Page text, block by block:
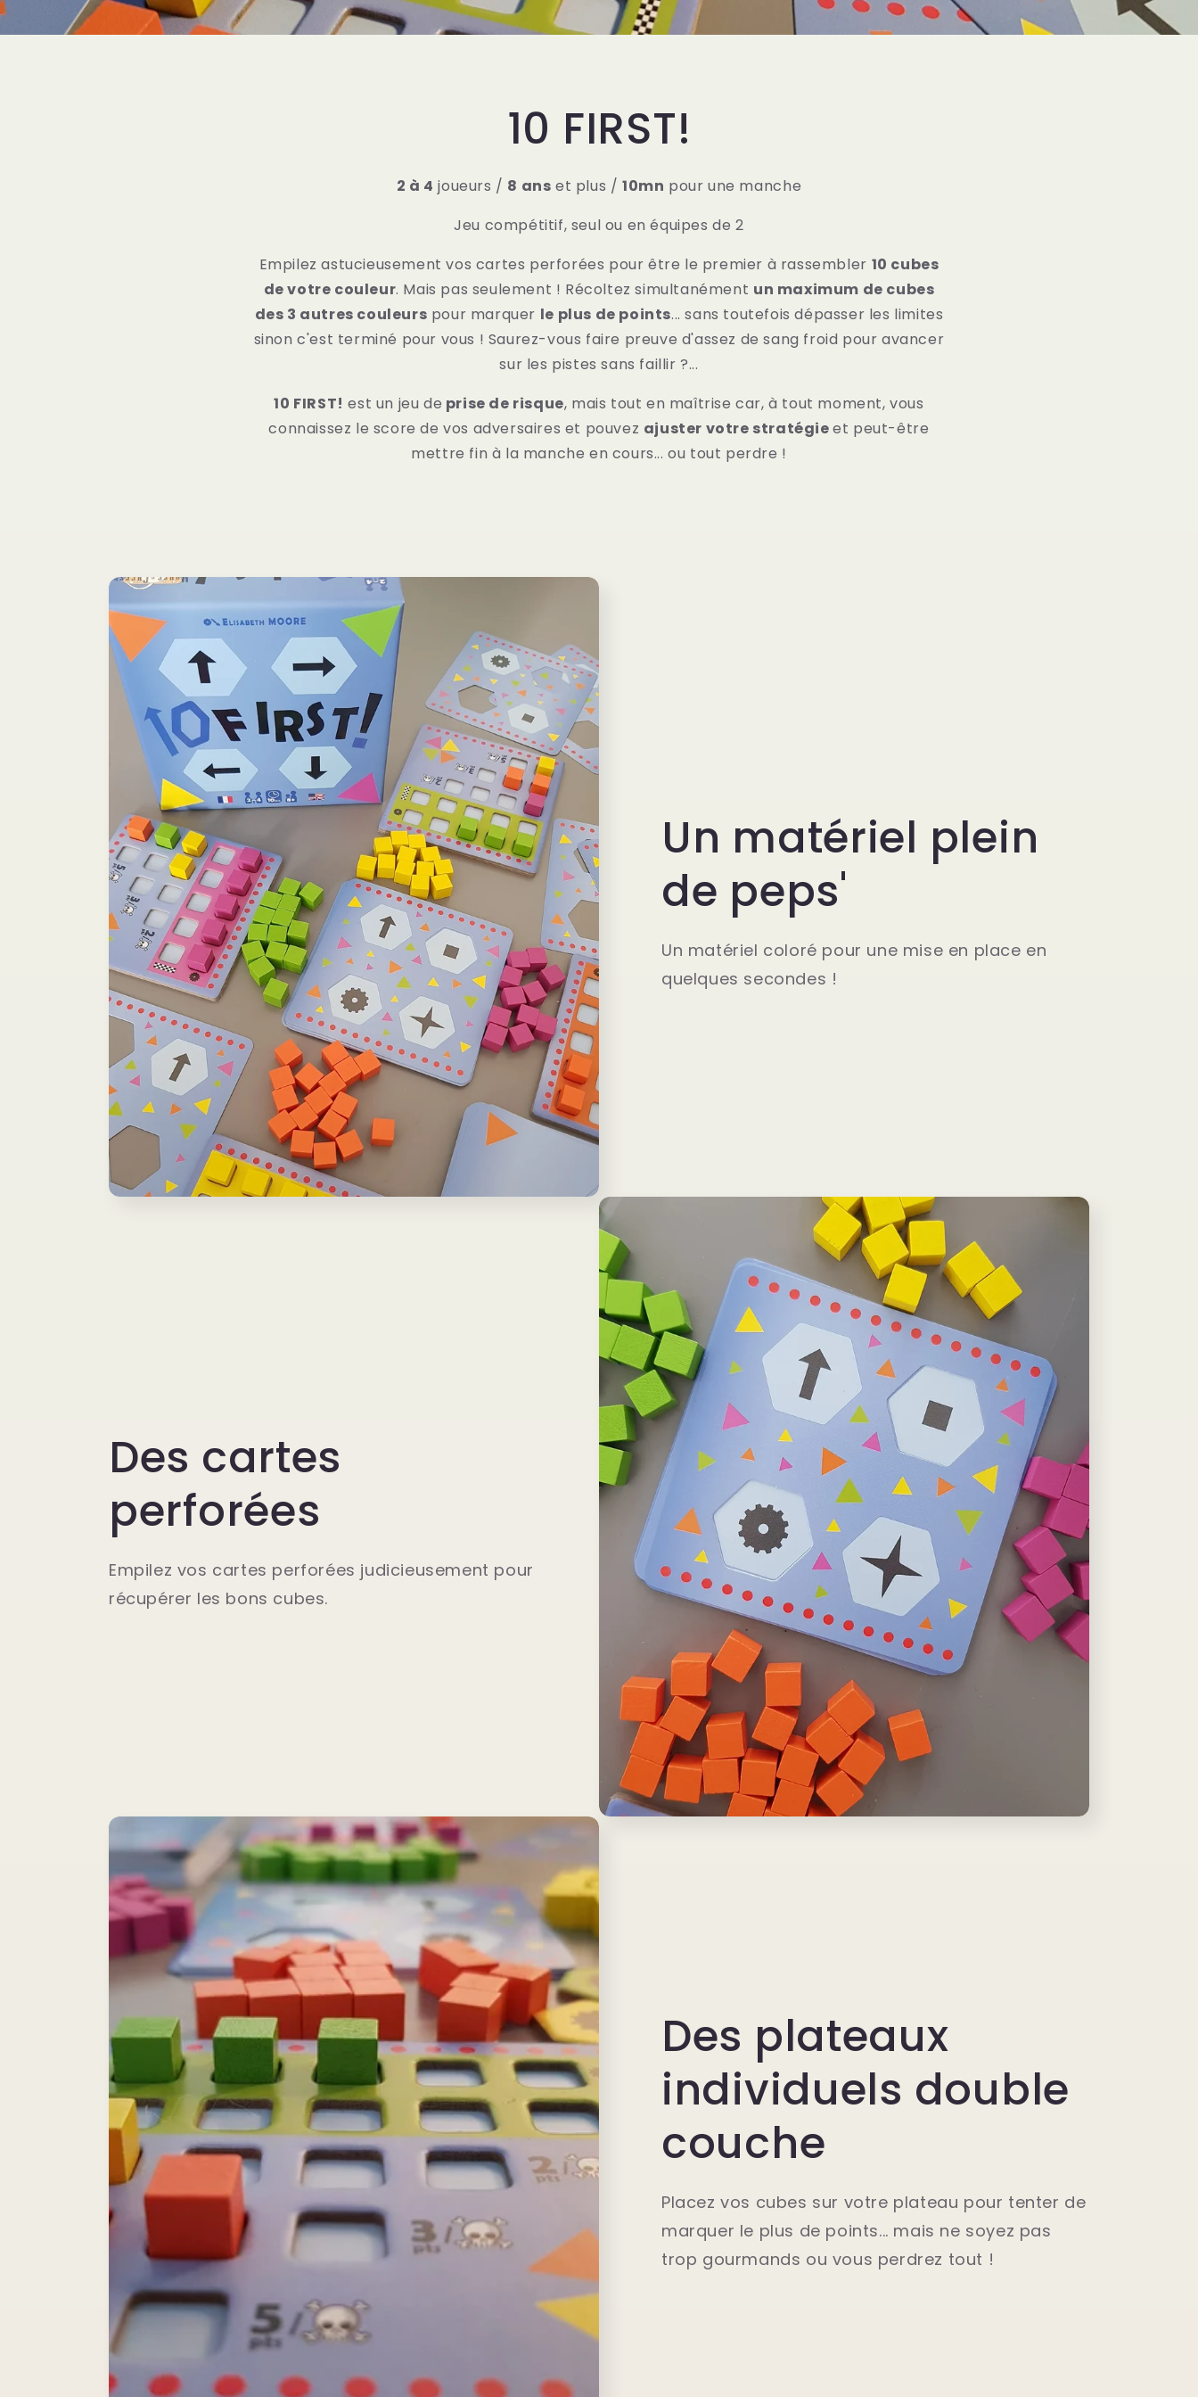
10 FIRST!
2 à 4 joueurs / 8 ans et plus /10mn pour une manche
Jeu compétitif, seul ou en équipes de 2
Empilez astucieusement vos cartes perforées pour être le premier à rassembler 10 cubes
de votre couleur. Mais pas seulement ! Récoltez simultanément un maximum de cubes
des 3 autres couleurs pour marquer le plus de points... sans toutefois dépasser les limites
sinon c'est terminé pour vous ! Saurez-vous faire preuve d'assez de sang froid pour avancer
sur les pistes sans faillir ?...
10 FIRST! est un jeu de prise de risque, mais tout en maîtrise car, à tout moment, vous
connaissez le score de vos adversaires et pouvez ajuster votre stratégieet peut-être
mettre fin à la manche en cours... ou tout perdre !
Un matériel plein
de peps'
Un matériel coloré pour une mise en place en
quelques secondes !
Des cartes
perforées
Empilez vos cartes perforées judicieusement pour
récupérer les bons cubes.
Des plateaux
individuels double
couche
Placez vos cubes sur votre plateau pour tenter de
marquer le plus de points... mais ne soyez pas
trop gourmands ou vous perdrez tout !